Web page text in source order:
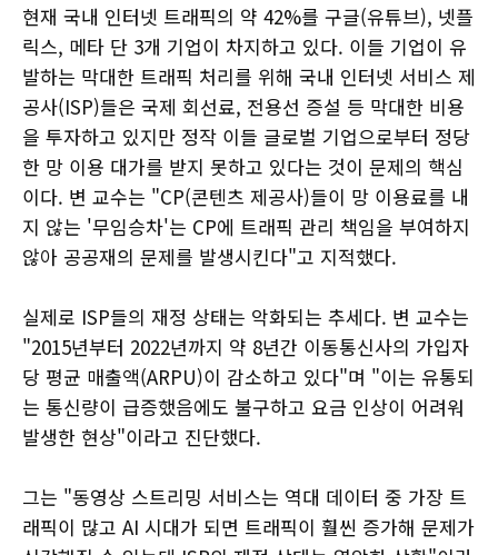
현재 국내 인터넷 트래픽의 약 42%를 구글(유튜브), 넷플
릭스, 메타 단 3개 기업이 차지하고 있다. 이들 기업이 유
발하는 막대한 트래픽 처리를 위해 국내 인터넷 서비스 제
공사(ISP)들은 국제 회선료, 전용선 증설 등 막대한 비용
을 투자하고 있지만 정작 이들 글로벌 기업으로부터 정당
한 망 이용 대가를 받지 못하고 있다는 것이 문제의 핵심
이다. 변 교수는 "CP(콘텐츠 제공사)들이 망 이용료를 내
지 않는 '무임승차'는 CP에 트래픽 관리 책임을 부여하지
않아 공공재의 문제를 발생시킨다"고 지적했다.
실제로 ISP들의 재정 상태는 악화되는 추세다. 변 교수는
"2015년부터 2022년까지 약 8년간 이동통신사의 가입자
당 평균 매출액(ARPU)이 감소하고 있다"며 "이는 유통되
는 통신량이 급증했음에도 불구하고 요금 인상이 어려워
발생한 현상"이라고 진단했다.
그는 "동영상 스트리밍 서비스는 역대 데이터 중 가장 트
래픽이 많고 AI 시대가 되면 트래픽이 훨씬 증가해 문제가